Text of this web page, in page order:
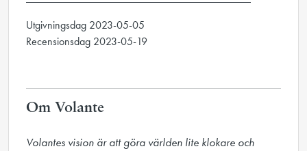
Utgivningsdag 2023-05-05
Recensionsdag 2023-05-19
Om Volante
Volantes vision är att göra världen lite klokare och